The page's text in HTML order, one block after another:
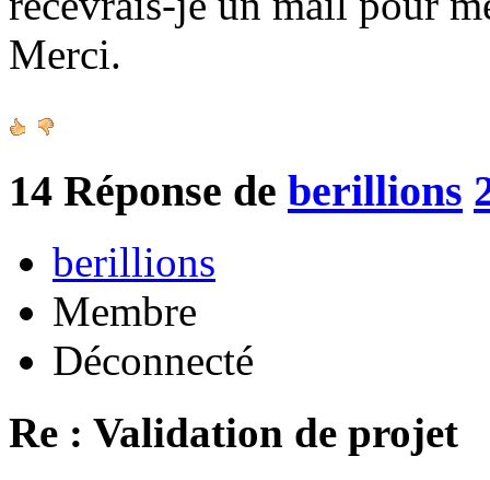
Merci.
14 Réponse de berillions
berillions
Membre
Déconnecté
Re : Validation de projet